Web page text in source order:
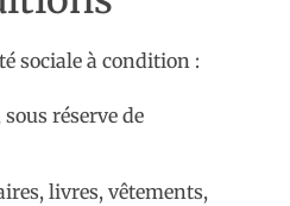
sociale à condition :
réserve de
livres, vêtements,